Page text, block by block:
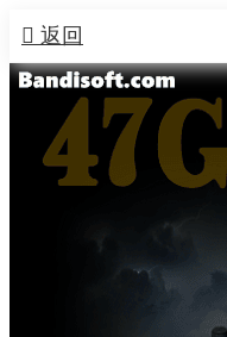
 返回